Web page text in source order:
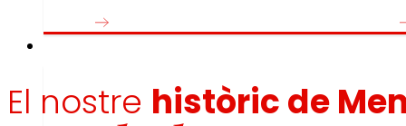
El nostre històric de